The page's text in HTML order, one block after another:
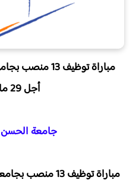
مباراة توظيف
أجل 29 ماي 2024
جامعة
مباراة توظيف 13 منصب بجامعة الحسن الأول سطات 2024